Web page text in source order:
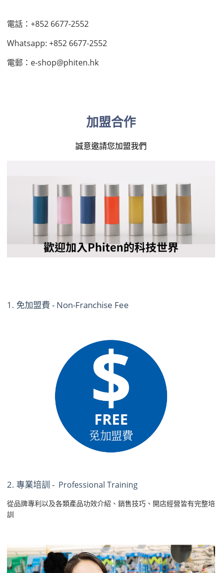
電話：+852 6677-2552
Whatsapp: +852 6677-2552
電郵：e-shop@phiten.hk
加盟合作
誠意邀請您加盟我們
1. 免加盟費 - Non-Franchise Fee
2. 專業培訓 - Professional Training
從品牌專利以及各類產品功效介紹、銷售技巧、開店經營皆有完整培
訓